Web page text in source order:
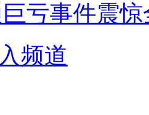
亏事件震
频道